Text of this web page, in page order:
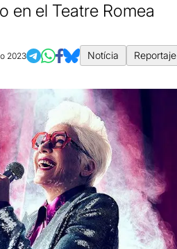
en el Teatre Romea
2023 Notícia Reportaje